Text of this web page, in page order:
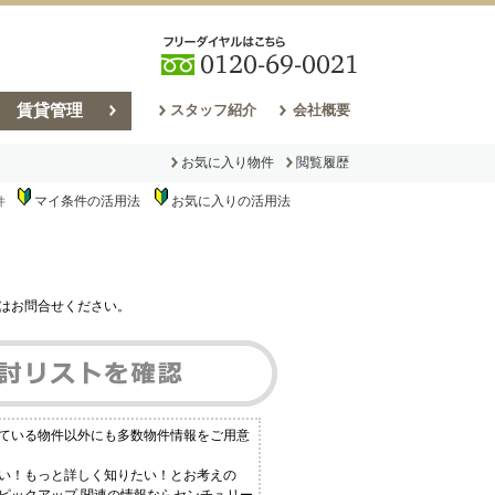
賃貸管理 スタッフ紹介 会社概要
お気に入り物件 閲覧履歴
マイ条件の活用法 お気に入りの活用法
お問合せください。
いる物件以外にも多数物件情報をご用意
！もっと詳しく知りたい！とお考えの